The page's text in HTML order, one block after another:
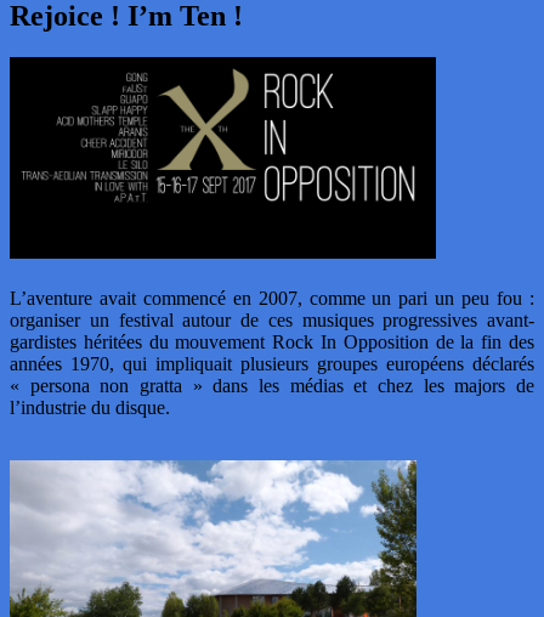
Rejoice ! I’m Ten !
L’aventure avait commencé en 2007, comme un pari un peu fou :
organiser un festival autour de ces musiques progressives avant-
gardistes héritées du mouvement Rock In Opposition de la fin des
années 1970, qui impliquait plusieurs groupes européens déclarés
« persona non gratta » dans les médias et chez les majors de
l’industrie du disque.